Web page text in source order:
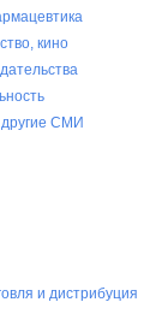
кино
СМИ
и дистрибуция